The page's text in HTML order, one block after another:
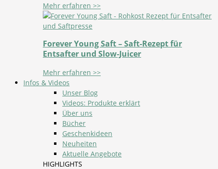
Mehr erfahren >>
Forever Young Saft – Saft-Rezept für
Entsafter und Slow-Juicer
Mehr erfahren >>
Infos & Videos
Unser Blog
Videos: Produkte erklärt
Über uns
Bücher
Geschenkideen
Neuheiten
Aktuelle Angebote
HIGHLIGHTS